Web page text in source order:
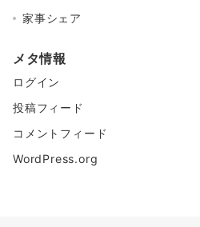
家事シェア
メタ情報
ログイン
投稿フィード
コメントフィード
WordPress.org